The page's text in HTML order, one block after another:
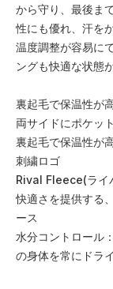
から守り、最後ま
性にも優れ、汗を
温度調整が容易に
ングも快適な状態
裏起毛で保温性が
両サイドにポケット
裏起毛で保温性が
刺繍ロゴ
Rival Fleece(ライ
快適さを提供する
ース
水分コントロール
の身体を常にドラ